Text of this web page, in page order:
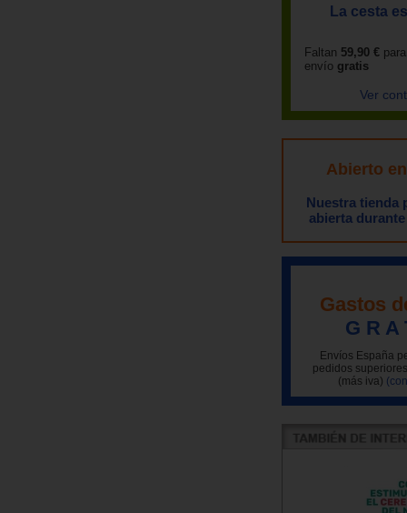
La cesta
Faltan 59,90 €
envío gratis
Ver
Abierto
Nuestra tienda
abierta
Gastos
G R A
Envíos España
pedidos
(más iva)